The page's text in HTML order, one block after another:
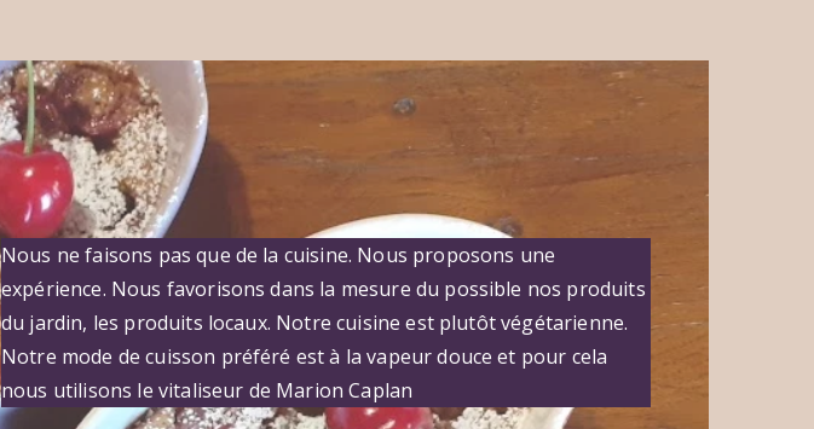
Nous ne faisons pas que de la cuisine. Nous proposons une
expérience. Nous favorisons dans la mesure du possible nos produits
du jardin, les produits locaux. Notre cuisine est plutôt végétarienne.
Notre mode de cuisson préféré est à la vapeur douce et pour cela
nous utilisons le vitaliseur de Marion Caplan